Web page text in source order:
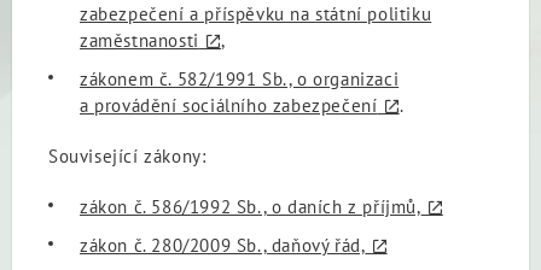
zabezpečení a příspěvku na státní politiku
zaměstnanosti
,
zákonem č. 582/1991 Sb., o organizaci
a provádění sociálního zabezpečení
.
Související zákony:
zákon č. 586/1992 Sb., o daních z příjmů,
zákon č. 280/2009 Sb., daňový řád,